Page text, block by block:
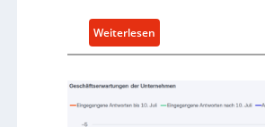
a
f
v
Weiterlesen
M
t
h